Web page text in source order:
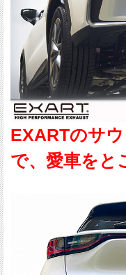
EXARTのサ
で、愛車をと